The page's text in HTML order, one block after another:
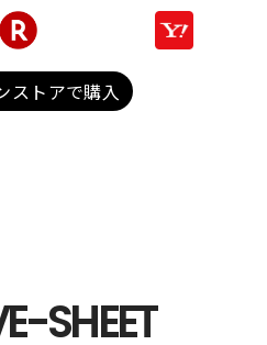
ストアで購入
SHEET